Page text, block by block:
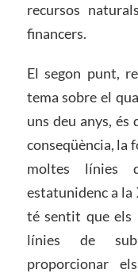
recursos
financers.
El segon punt,
tema sobre el
uns deu anys, és
conseqüència, la
moltes línies
estatunidenc a la
té sentit que els
línies de
proporcionar